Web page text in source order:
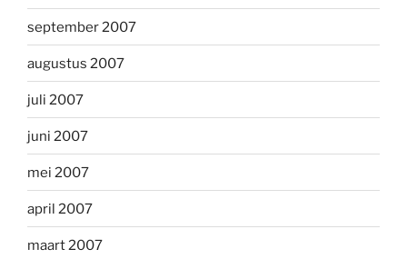
september 2007
augustus 2007
juli 2007
juni 2007
mei 2007
april 2007
maart 2007